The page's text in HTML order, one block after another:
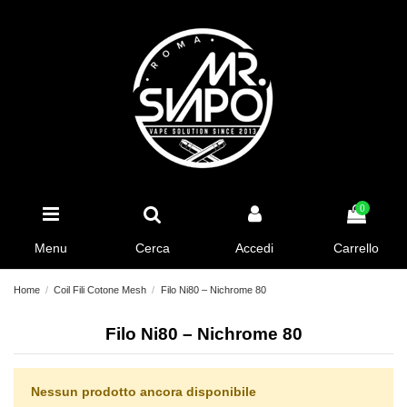
Menu Cerca Accedi
0
Carrello
Home Coil Fili Cotone Mesh Filo Ni80 – Nichrome 80
Filo Ni80 – Nichrome 80
Nessun prodotto ancora disponibile